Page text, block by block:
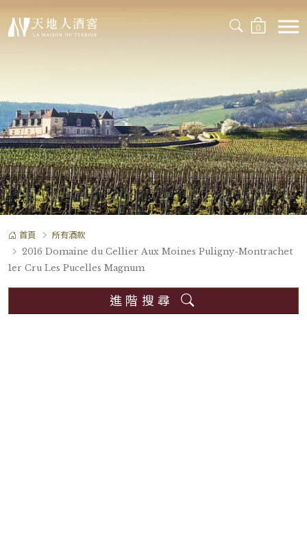
0
首頁
所有酒款
2016 Domaine du Cellier Aux Moines Puligny-Montrachet
1er Cru Les Pucelles Magnum
進階搜尋